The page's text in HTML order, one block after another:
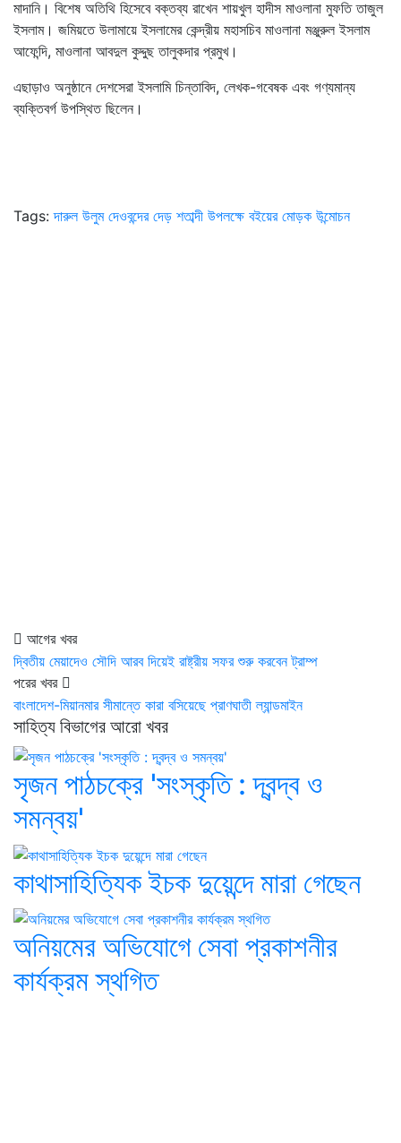
মাদানি। বিশেষ অতিথি হিসেবে বক্তব্য রাখেন শায়খুল হাদীস মাওলানা মুফতি তাজুল
ইসলাম। জমিয়তে উলামায়ে ইসলামের কেন্দ্রীয় মহাসচিব মাওলানা মঞ্জুরুল ইসলাম
আফেন্দি, মাওলানা আবদুল কুদ্দুছ তালুকদার প্রমুখ।
এছাড়াও অনুষ্ঠানে দেশসেরা ইসলামি চিন্তাবিদ, লেখক-গবেষক এবং গণ্যমান্য
ব্যক্তিবর্গ উপস্থিত ছিলেন।
Tags: দারুল উলুম দেওবন্দের দেড় শতাব্দী উপলক্ষে বইয়ের মোড়ক উন্মোচন
আগের খবর
দ্বিতীয় মেয়াদেও সৌদি আরব দিয়েই রাষ্ট্রীয় সফর শুরু করবেন ট্রাম্প
পরের খবর
বাংলাদেশ-মিয়ানমার সীমান্তে কারা বসিয়েছে প্রাণঘাতী ল্যান্ডমাইন
সাহিত্য বিভাগের আরো খবর
সৃজন পাঠচক্রে 'সংস্কৃতি : দ্বন্দ্ব ও
সমন্বয়'
কাথাসাহিত্যিক ইচক দুয়েন্দে মারা গেছেন
অনিয়মের অভিযোগে সেবা প্রকাশনীর
কার্যক্রম স্থগিত